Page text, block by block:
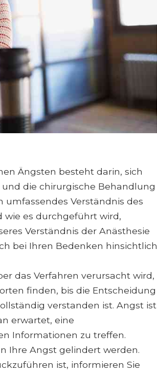
Ängsten besteht darin, sich
die chirurgische Behandlung
umfassendes Verständnis des
wie es durchgeführt wird,
Verständnis der Anästhesie
bei Ihren Bedenken hinsichtlich
das Verfahren verursacht wird,
finden, bis die Entscheidung
verstanden ist. Angst ist
erwartet, eine
Informationen zu treffen.
Ihre Angst gelindert werden.
ist, informieren Sie